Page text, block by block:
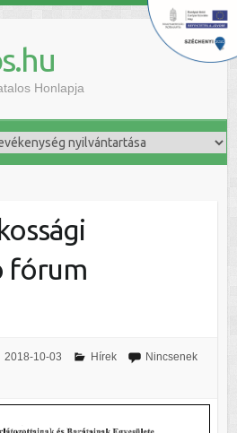
Honlapja
fórum
2018-10-03 Hírek
Nincsenek